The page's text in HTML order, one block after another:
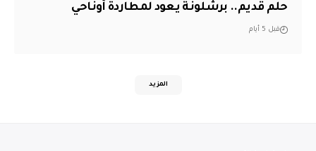
حلم قديم.. برشلونة يعود لمطاردة أوناحي
قبل 5 أيام
المزيد